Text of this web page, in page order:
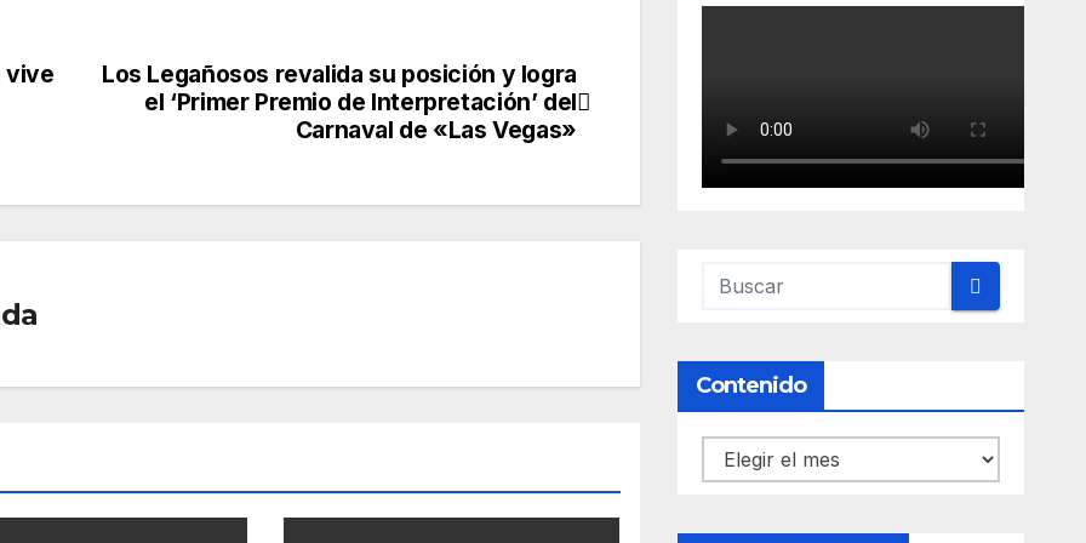
Los Legañosos revalida su posición y logra
el ‘Primer Premio de Interpretación’ del
Carnaval de «Las Vegas»
vive
Contenido
Contenido